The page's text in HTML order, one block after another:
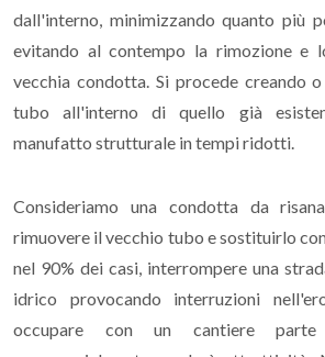
dall'interno, minimizzando quanto più
evitando al contempo la rimozione e
vecchia condotta. Si procede creando
tubo all'interno di quello già
manufatto strutturale in tempi ridotti.
Consideriamo una condotta da
rimuovere il vecchio tubo e sostituirlo
nel 90% dei casi, interrompere una
idrico provocando interruzioni
occupare con un cantiere